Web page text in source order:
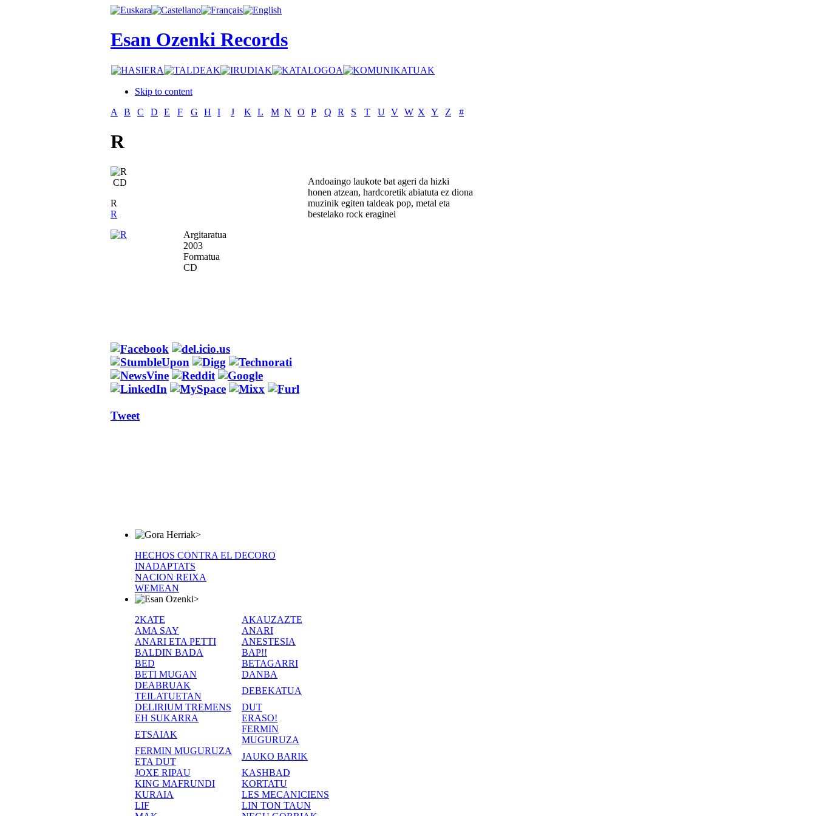
Esan Ozenki Records
Skip to content
A
B C D E F G H I J K L M N O P Q R S T U V W X Y Z #
R
CD
R
R
Argitaratua
2003
Formatua
CD
Tweet
Andoaingo laukote bat ageri da hizki
honen atzean, hardcoretik abiatuta ez diona
muzinik egiten taldeak pop, metal eta
bestelako rock eraginei
>
HECHOS CONTRA EL DECORO
INADAPTATS
NACION REIXA
WEMEAN
>
2KATE
AKAUZAZTE
AMA SAY
ANARI
ANARI ETA PETTI
ANESTESIA
BALDIN BADA
BAP!!
BED
BETAGARRI
BETI MUGAN
DANBA
DEABRUAK
TEILATUETAN
DEBEKATUA
DELIRIUM TREMENS
DUT
EH SUKARRA
ERASO!
ETSAIAK
FERMIN
MUGURUZA
FERMIN MUGURUZA
ETA DUT
JAUKO BARIK
JOXE RIPAU
KASHBAD
KING MAFRUNDI
KORTATU
KURAIA
LES MECANICIENS
LIF
LIN TON TAUN